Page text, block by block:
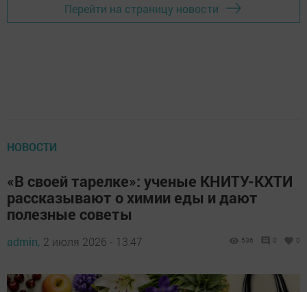
Перейти на страницу новости
НОВОСТИ
«В своей тарелке»: ученые КНИТУ-КХТИ
рассказывают о химии еды и дают
полезные советы
admin, 2 июля 2026 - 13:47 536 0 0